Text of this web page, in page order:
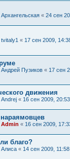
Архангельская « 24 сен
tvitaly1 « 17 сен 2009,
Андрей Пузиков « 17 сен
движения
Andrej « 16 сен 2009, 20:53
Admin « 16 сен 2009,
благо?
Алиса « 14 сен 2009, 11:58